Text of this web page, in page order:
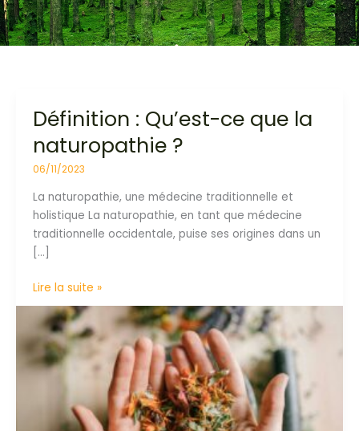
Définition : Qu’est-ce que la
naturopathie ?
06/11/2023
La naturopathie, une médecine traditionnelle et
holistique La naturopathie, en tant que médecine
traditionnelle occidentale, puise ses origines dans un
[…]
Définition
Qu’est-
ce
naturopathie
?
Lire la suite »